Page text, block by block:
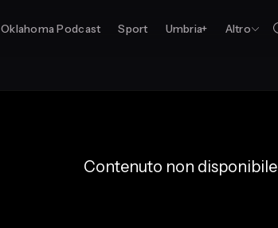
Oklahoma Podcast Sport Umbria+ Altro
Contenuto non disponibile